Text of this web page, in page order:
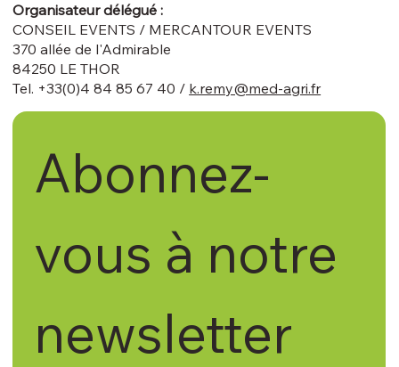
Organisateur délégué :
CONSEIL EVENTS / MERCANTOUR EVENTS
370 allée de l'Admirable
84250 LE THOR
Tel. +33(0)4 84 85 67 40 / k.remy@med-agri.fr
Abonnez-
vous à notre
newsletter